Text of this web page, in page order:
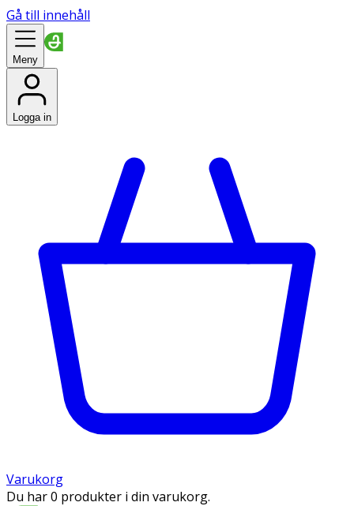
Gå till innehåll
Meny
Logga in
Varukorg
Du har 0 produkter i din varukorg.